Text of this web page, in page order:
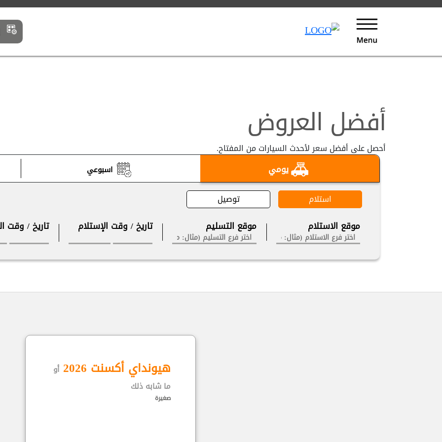
أفضل العروض
أحصل على أفضل سعر لأحدث السيارات من المفتاح.
يومي اسبوعي
استلام توصيل
موقع الاستلام موقع التسليم تاريخ / وقت الإستلام تاريخ / وقت
هيونداي أكسنت 2026
أو
ما شابه ذلك
صغيرة